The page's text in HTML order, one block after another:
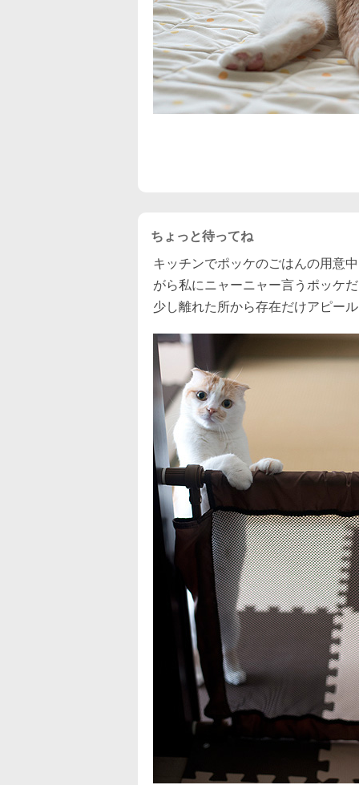
ちょっと待ってね
キッチンでポッケのごはんの用意
がら私にニャーニャー言うポッケ
少し離れた所から存在だけアピー